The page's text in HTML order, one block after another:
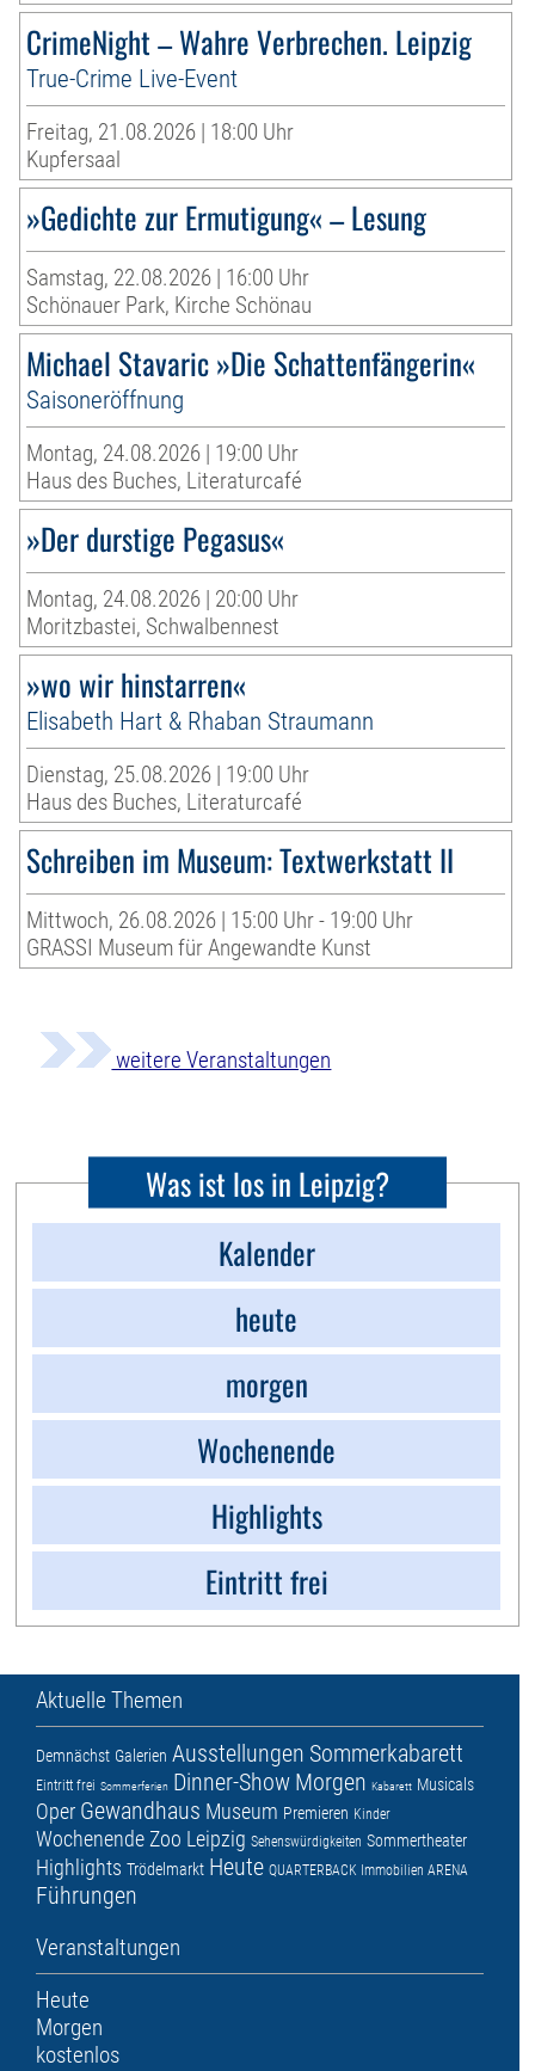
CrimeNight – Wahre Verbrechen. Leipzig
True-Crime Live-Event
Freitag, 21.08.2026 | 18:00 Uhr
Kupfersaal
»Gedichte zur Ermutigung« – Lesung
Samstag, 22.08.2026 | 16:00 Uhr
Schönauer Park, Kirche Schönau
Michael Stavaric »Die Schattenfängerin«
Saisoneröffnung
Montag, 24.08.2026 | 19:00 Uhr
Haus des Buches, Literaturcafé
»Der durstige Pegasus«
Montag, 24.08.2026 | 20:00 Uhr
Moritzbastei, Schwalbennest
»wo wir hinstarren«
Elisabeth Hart & Rhaban Straumann
Dienstag, 25.08.2026 | 19:00 Uhr
Haus des Buches, Literaturcafé
Schreiben im Museum: Textwerkstatt II
Mittwoch, 26.08.2026 | 15:00 Uhr - 19:00 Uhr
GRASSI Museum für Angewandte Kunst
weitere Veranstaltungen
Was ist los in Leipzig?
Kalender
heute
morgen
Wochenende
Highlights
Eintritt frei
Aktuelle Themen
Demnächst Galerien Ausstellungen Sommerkabarett
Eintritt frei Sommerferien Dinner-Show Morgen Kabarett Musicals
Oper Gewandhaus Museum Premieren Kinder
Wochenende Zoo Leipzig Sehenswürdigkeiten Sommertheater
Highlights Trödelmarkt Heute QUARTERBACK Immobilien ARENA
Führungen
Veranstaltungen
Heute
Morgen
kostenlos